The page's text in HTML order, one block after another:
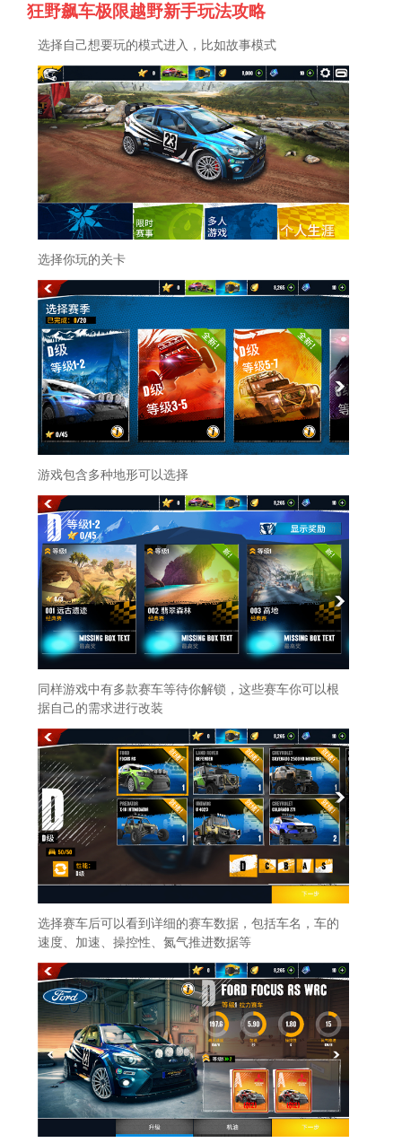
狂野飙车极限越野新手玩法攻略
选择自己想要玩的模式进入，比如故事模式
选择你玩的关卡
游戏包含多种地形可以选择
同样游戏中有多款赛车等待你解锁，这些赛车你可以根
据自己的需求进行改装
选择赛车后可以看到详细的赛车数据，包括车名，车的
速度、加速、操控性、氮气推进数据等